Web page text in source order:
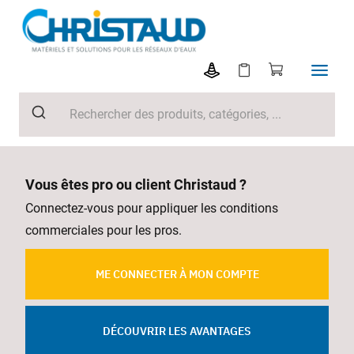
Vous êtes pro ou client Christaud ?
Connectez-vous pour appliquer les conditions
commerciales pour les pros.
ME CONNECTER À MON COMPTE
DÉCOUVRIR LES AVANTAGES